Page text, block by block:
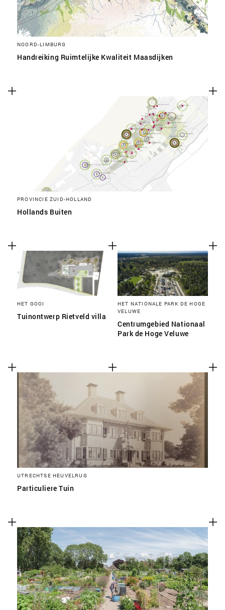
NOORD-LIMBURG
Handreiking Ruimtelijke Kwaliteit Maasdijken
PROVINCIE ZUID-HOLLAND
Hollands Buiten
HET GOOI
Tuinontwerp Rietveld villa
HET NATIONALE PARK DE HOGE
VELUWE
Centrumgebied Nationaal
Park de Hoge Veluwe
UTRECHTSE HEUVELRUG
Particuliere Tuin